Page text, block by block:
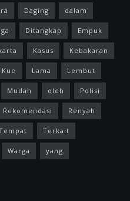
Daging dalam
Ditangkap Empuk
Kasus Kebakaran
Kue Lama Lembut
Mudah oleh Polisi
Rekomendasi Renyah
Terkait
Warga yang